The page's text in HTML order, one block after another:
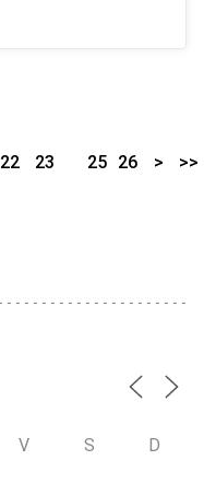
22
23
25 26 > >>
V S D